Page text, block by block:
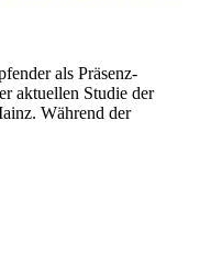
als Präsenz-
aktuellen Studie der
Während der